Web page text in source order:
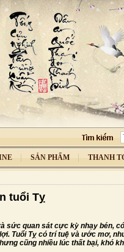
SẢN PHẨM THANH
tuổi Tỵ
sức quan sát cực kỳ nhạy bén,
Tuổi Tỵ có trí tuệ và ước mơ,
cũng nhiều lúc thất bại, khó